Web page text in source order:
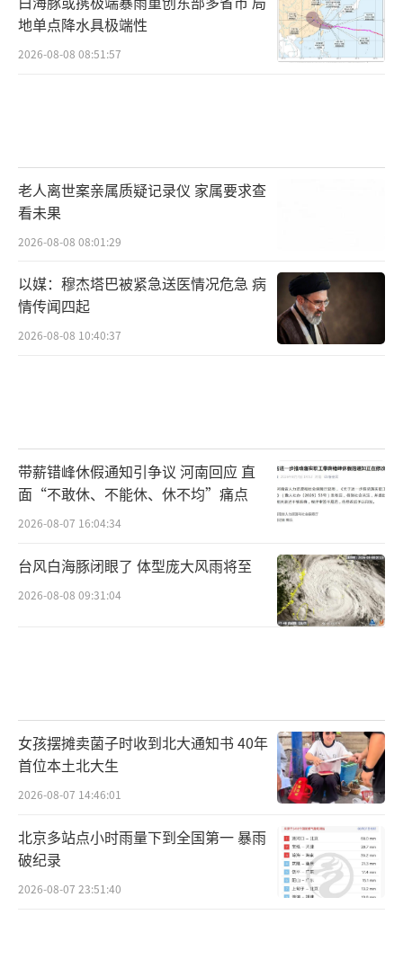
地单点降水具极端性
2026-08-08 08:51:57
老人离世案亲属质疑记录仪 家属要求查
看未果
2026-08-08 08:01:29
以媒：穆杰塔巴被紧急送医情况危急 病
情传闻四起
2026-08-08 10:40:37
带薪错峰休假通知引争议 河南回应 直
面“不敢休、不能休、休不均”痛点
2026-08-07 16:04:34
台风白海豚闭眼了 体型庞大风雨将至
2026-08-08 09:31:04
女孩摆摊卖菌子时收到北大通知书 40年
首位本土北大生
2026-08-07 14:46:01
北京多站点小时雨量下到全国第一 暴雨
破纪录
2026-08-07 23:51:40